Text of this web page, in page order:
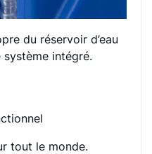
du réservoir d’eau
intégré.
tout le monde.